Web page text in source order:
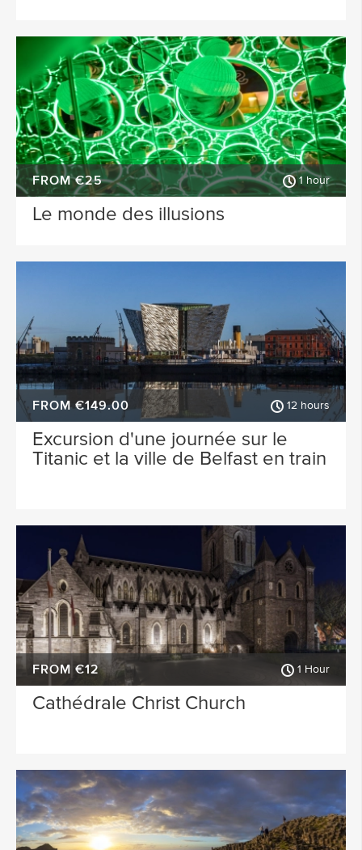
FROM €25 1 hour
Le monde des illusions
FROM €149.00 12 hours
Excursion d'une journée sur le
Titanic et la ville de Belfast en train
FROM €12 1 Hour
Cathédrale Christ Church